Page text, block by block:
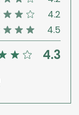
4.2
4.5
4.3